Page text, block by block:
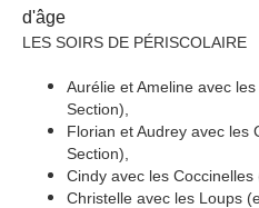
d'âge
LES SOIRS DE PÉRISCOLAIRE
Aurélie et Ameline avec
Section),
Florian et Audrey avec les
Section),
Cindy avec les Coccinelles
Christelle avec les Loups